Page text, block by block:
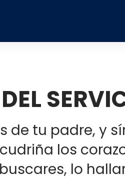
de tu padre, y
los
lo